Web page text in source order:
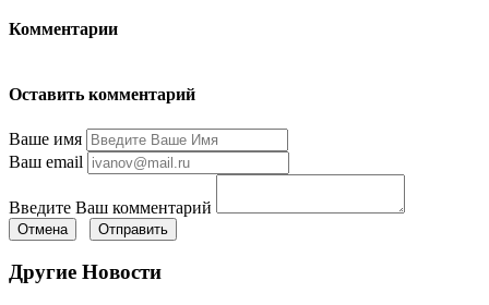
Комментарии
Оставить комментарий
Ваше имя
Ваш email
Введите Ваш комментарий
Отмена Отправить
Другие Новости